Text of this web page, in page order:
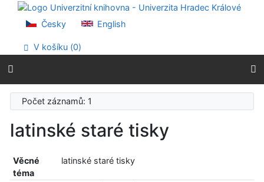
Přejít na obsah
Přejít na menu
Prohlášení o webové přístupnosti
Česky English
V košíku (0)
Počet záznamů: 1
latinské staré tisky
Věcné
téma
latinské staré tisky